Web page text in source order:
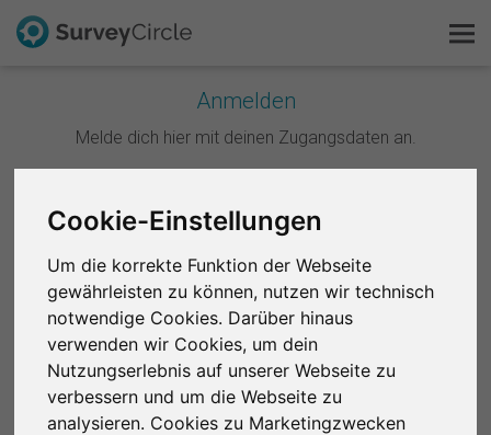
Cookie-Einstellungen
Um die korrekte Funktion der Webseite
gewährleisten zu können, nutzen wir technisch
notwendige Cookies. Darüber hinaus
verwenden wir Cookies, um dein
Nutzungserlebnis auf unserer Webseite zu
verbessern und um die Webseite zu
analysieren. Cookies zu Marketingzwecken
Anmelden
Melde dich hier mit deinen Zugangsdaten an.
Weiter mit Google
Weiter mit Facebook
ODER
E-Mail
Das ist SurveyCircle
FAQ
Kostenlos registrieren
Anmelden